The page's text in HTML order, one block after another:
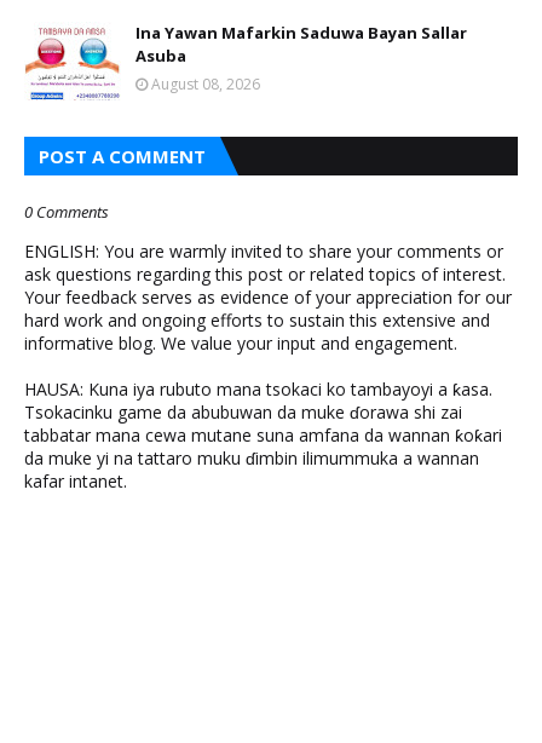
Ina Yawan Mafarkin Saduwa Bayan Sallar
Asuba
August 08, 2026
POST A COMMENT
0 Comments
ENGLISH: You are warmly invited to share your comments or
ask questions regarding this post or related topics of interest.
Your feedback serves as evidence of your appreciation for our
hard work and ongoing efforts to sustain this extensive and
informative blog. We value your input and engagement.
HAUSA: Kuna iya rubuto mana tsokaci ko tambayoyi a ƙasa.
Tsokacinku game da abubuwan da muke ɗorawa shi zai
tabbatar mana cewa mutane suna amfana da wannan ƙoƙari
da muke yi na tattaro muku ɗimbin ilimummuka a wannan
kafar intanet.